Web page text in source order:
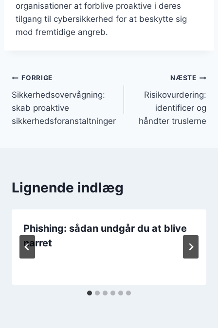
organisationer at forblive proaktive i deres
tilgang til cybersikkerhed for at beskytte sig
mod fremtidige angreb.
Indlægsnavigation
FORRIGE
Sikkerhedsovervågning:
skab proaktive
sikkerhedsforanstaltninger
NÆSTE
Risikovurdering:
identificer og
håndter truslerne
Lignende indlæg
Phishing: sådan undgår du at blive
narret